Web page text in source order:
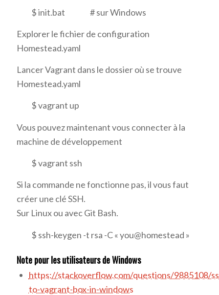
$ init.bat # sur Windows
Explorer le fichier de configuration
Homestead.yaml
Lancer Vagrant dans le dossier où se trouve
Homestead.yaml
$ vagrant up
Vous pouvez maintenant vous connecter à la
machine de développement
$ vagrant ssh
Si la commande ne fonctionne pas, il vous faut
créer une clé SSH.
Sur Linux ou avec Git Bash.
$ ssh-keygen -t rsa -C « you@homestead »
Note pour les utilisateurs de Windows
https://stackoverflow.com/questions/9885108/
to-vagrant-box-in-windows